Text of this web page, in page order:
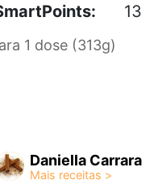
13
1 dose (313g)
Daniella Carrara